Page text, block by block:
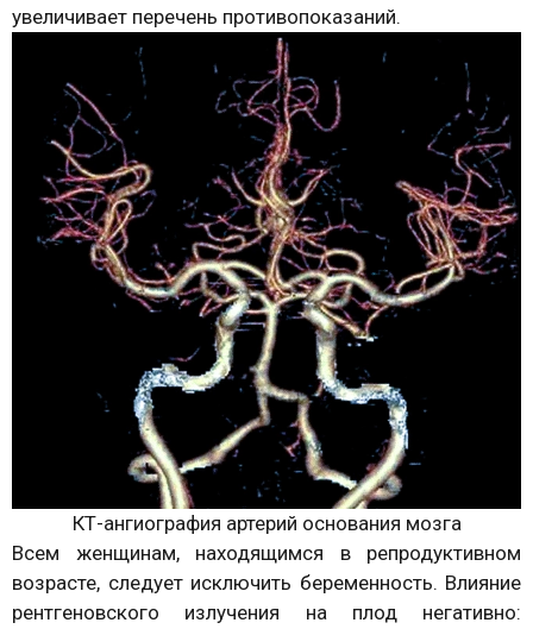
увеличивает перечень противопоказаний.
КТ-ангиография артерий основания мозга
Всем женщинам, находящимся в репродуктивном
возрасте, следует исключить беременность. Влияние
рентгеновского излучения на плод негативно: